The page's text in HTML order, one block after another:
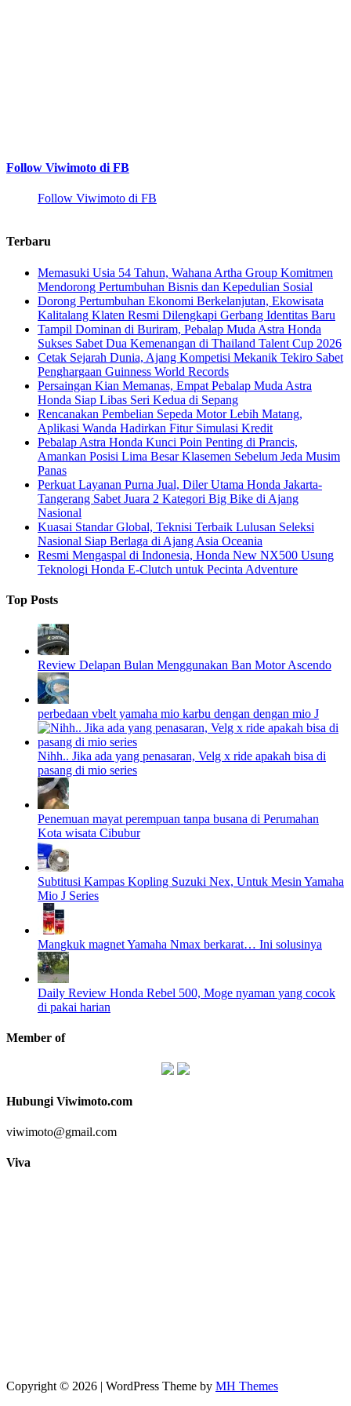
Follow Viwimoto di FB
Follow Viwimoto di FB
Terbaru
Memasuki Usia 54 Tahun, Wahana Artha Group Komitmen
Mendorong Pertumbuhan Bisnis dan Kepedulian Sosial
Dorong Pertumbuhan Ekonomi Berkelanjutan, Ekowisata
Kalitalang Klaten Resmi Dilengkapi Gerbang Identitas Baru
Tampil Dominan di Buriram, Pebalap Muda Astra Honda
Sukses Sabet Dua Kemenangan di Thailand Talent Cup 2026
Cetak Sejarah Dunia, Ajang Kompetisi Mekanik Tekiro Sabet
Penghargaan Guinness World Records
Persaingan Kian Memanas, Empat Pebalap Muda Astra
Honda Siap Libas Seri Kedua di Sepang
Rencanakan Pembelian Sepeda Motor Lebih Matang,
Aplikasi Wanda Hadirkan Fitur Simulasi Kredit
Pebalap Astra Honda Kunci Poin Penting di Prancis,
Amankan Posisi Lima Besar Klasemen Sebelum Jeda Musim
Panas
Perkuat Layanan Purna Jual, Diler Utama Honda Jakarta-
Tangerang Sabet Juara 2 Kategori Big Bike di Ajang
Nasional
Kuasai Standar Global, Teknisi Terbaik Lulusan Seleksi
Nasional Siap Berlaga di Ajang Asia Oceania
Resmi Mengaspal di Indonesia, Honda New NX500 Usung
Teknologi Honda E-Clutch untuk Pecinta Adventure
Top Posts
Review Delapan Bulan Menggunakan Ban Motor Ascendo
perbedaan vbelt yamaha mio karbu dengan dengan mio J
Nihh.. Jika ada yang penasaran, Velg x ride apakah bisa di
pasang di mio series
Penemuan mayat perempuan tanpa busana di Perumahan
Kota wisata Cibubur
Subtitusi Kampas Kopling Suzuki Nex, Untuk Mesin Yamaha
Mio J Series
Mangkuk magnet Yamaha Nmax berkarat… Ini solusinya
Daily Review Honda Rebel 500, Moge nyaman yang cocok
di pakai harian
Member of
Hubungi Viwimoto.com
viwimoto@gmail.com
Viva
Copyright © 2026 | WordPress Theme by MH Themes